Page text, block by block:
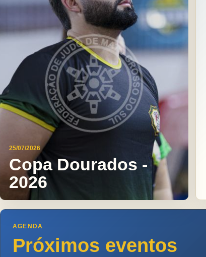
25/07/2026
Copa Dourados -
2026
AGENDA
Próximos eventos